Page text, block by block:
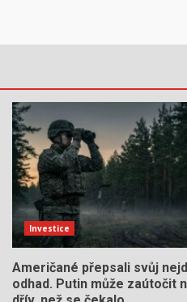
Investice
Američané přepsali svůj
odhad. Putin může zaútočit